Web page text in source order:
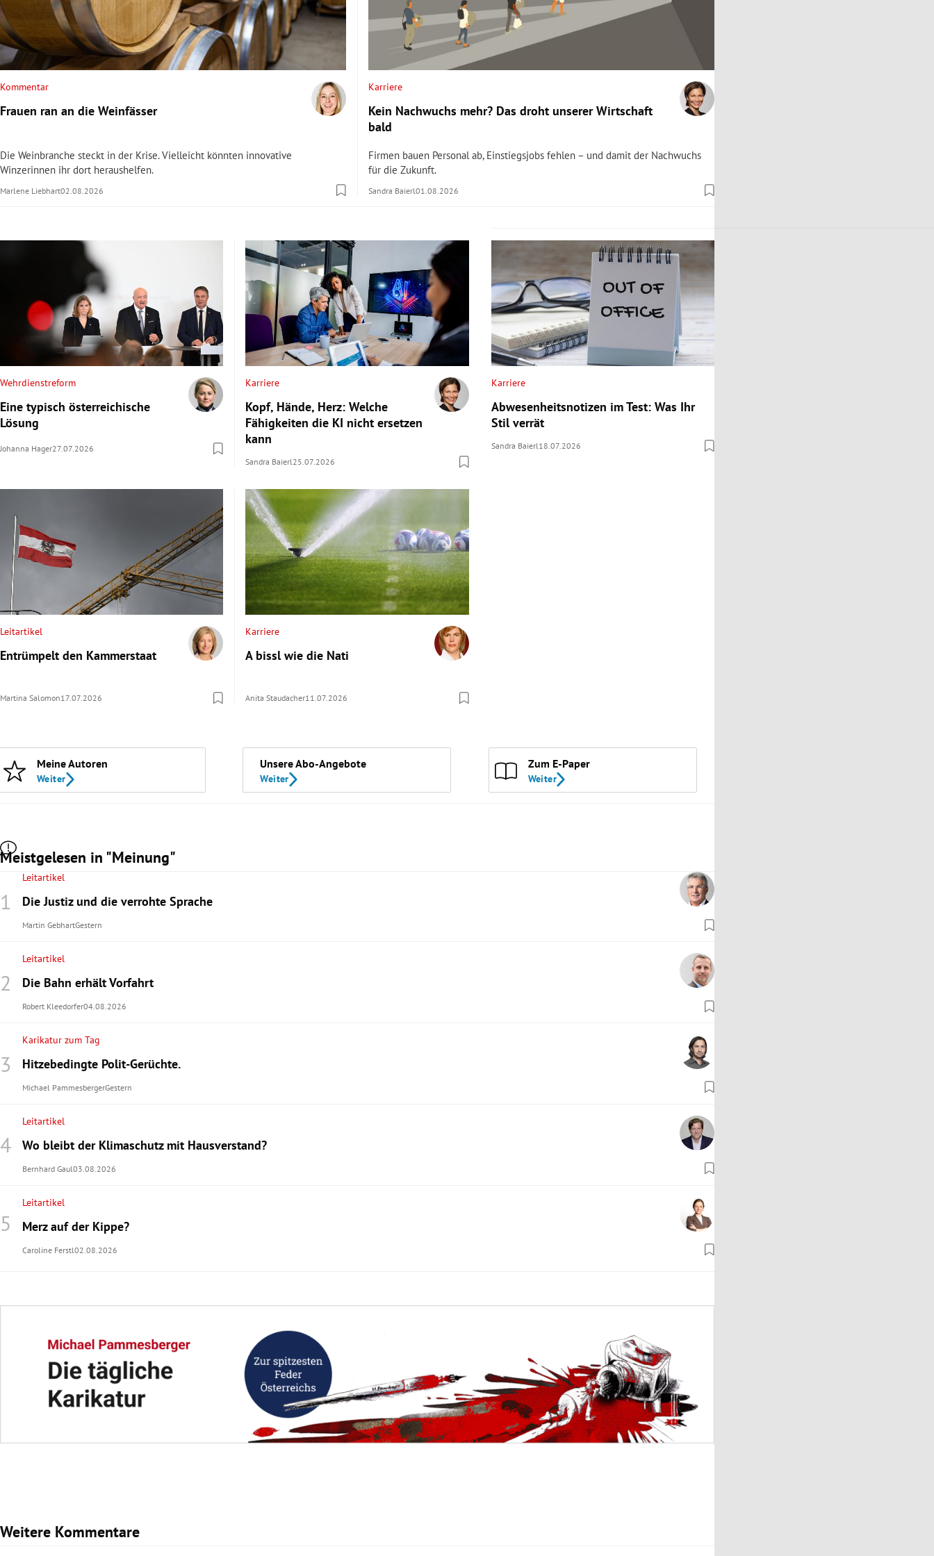
Untermenü
Untermenü
Untermenü
Untermenü
Kommentar
Frauen ran an die Weinfässer
Die Weinbranche steckt in der Krise. Vielleicht könnten innovative
Winzerinnen ihr dort heraushelfen.
Marlene Liebhart02.08.2026
Karriere
Kein Nachwuchs mehr? Das droht unserer Wirtschaft
bald
Firmen bauen Personal ab, Einstiegsjobs fehlen – und damit der Nachwuchs
für die Zukunft.
Sandra Baierl01.08.2026
Wehrdienstreform
Eine typisch österreichische
Lösung
Johanna Hager27.07.2026
Karriere
Kopf, Hände, Herz: Welche
Fähigkeiten die KI nicht ersetzen
kann
Sandra Baierl25.07.2026
Karriere
Abwesenheitsnotizen im Test: Was Ihr
Stil verrät
Sandra Baierl18.07.2026
Leitartikel
Entrümpelt den Kammerstaat
Martina Salomon17.07.2026
Karriere
A bissl wie die Nati
Anita Staudacher11.07.2026
Meine Autoren
Weiter
Unsere Abo-Angebote
Weiter
Zum E-Paper
Weiter
Meistgelesen in "Meinung"
Leitartikel
Die Justiz und die verrohte Sprache
Martin GebhartGestern
Leitartikel
Die Bahn erhält Vorfahrt
Robert Kleedorfer04.08.2026
Karikatur zum Tag
Hitzebedingte Polit-Gerüchte.
Michael PammesbergerGestern
Leitartikel
Wo bleibt der Klimaschutz mit Hausverstand?
Bernhard Gaul03.08.2026
Leitartikel
Merz auf der Kippe?
Caroline Ferstl02.08.2026
Weitere Kommentare